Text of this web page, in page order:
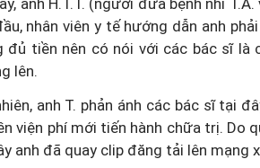
anh H.T.T. (người đưa bệnh nhi
nhân viên y tế hướng dẫn anh
đủ tiền nên có nói với các bác sĩ
lên.
anh T. phản ánh các bác sĩ tại
viện phí mới tiến hành chữa trị. Do
anh đã quay clip đăng tải lên mạng